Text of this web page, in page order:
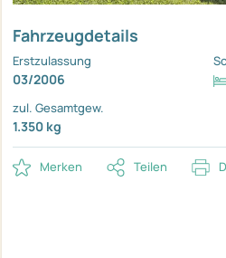
Fahrzeugdetails
Erstzulassung
03/2006
zul. Gesamtgew.
1.350 kg
Merken Teilen